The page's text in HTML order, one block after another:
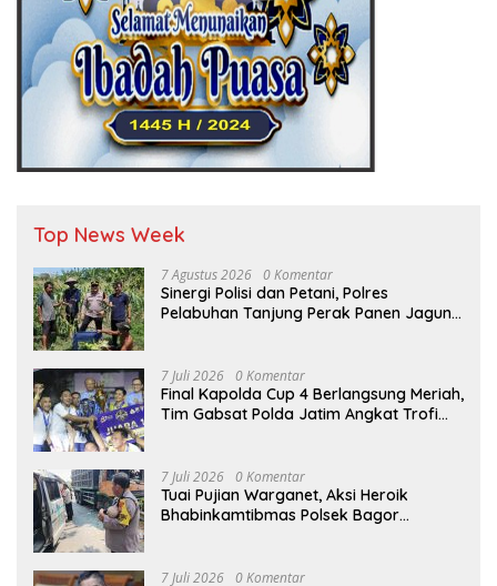
Top News Week
7 Agustus 2026 0 Komentar
Sinergi Polisi dan Petani, Polres
Pelabuhan Tanjung Perak Panen Jagung
7 Juli 2026 0 Komentar
Final Kapolda Cup 4 Berlangsung Meriah,
Tim Gabsat Polda Jatim Angkat Trofi
7 Juli 2026 0 Komentar
Tuai Pujian Warganet, Aksi Heroik
Bhabinkamtibmas Polsek Bagor
7 Juli 2026 0 Komentar